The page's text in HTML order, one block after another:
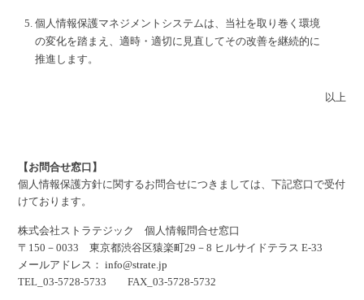
個人情報保護マネジメントシステムは、当社を取り巻く環境
の変化を踏まえ、適時・適切に見直してその改善を継続的に
推進します。
以上
【お問合せ窓口】
個人情報保護方針に関するお問合せにつきましては、下記窓口で受付
けております。
株式会社ストラテジック 個人情報問合せ窓口
〒150－0033 東京都渋谷区猿楽町29－8 ヒルサイドテラス E-33
メールアドレス：info@strate.jp
TEL_03-5728-5733 FAX_03-5728-5732